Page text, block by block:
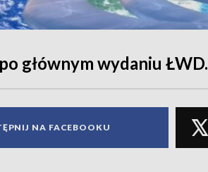
głównym wydaniu ŁWD.
NA FACEBOOKU